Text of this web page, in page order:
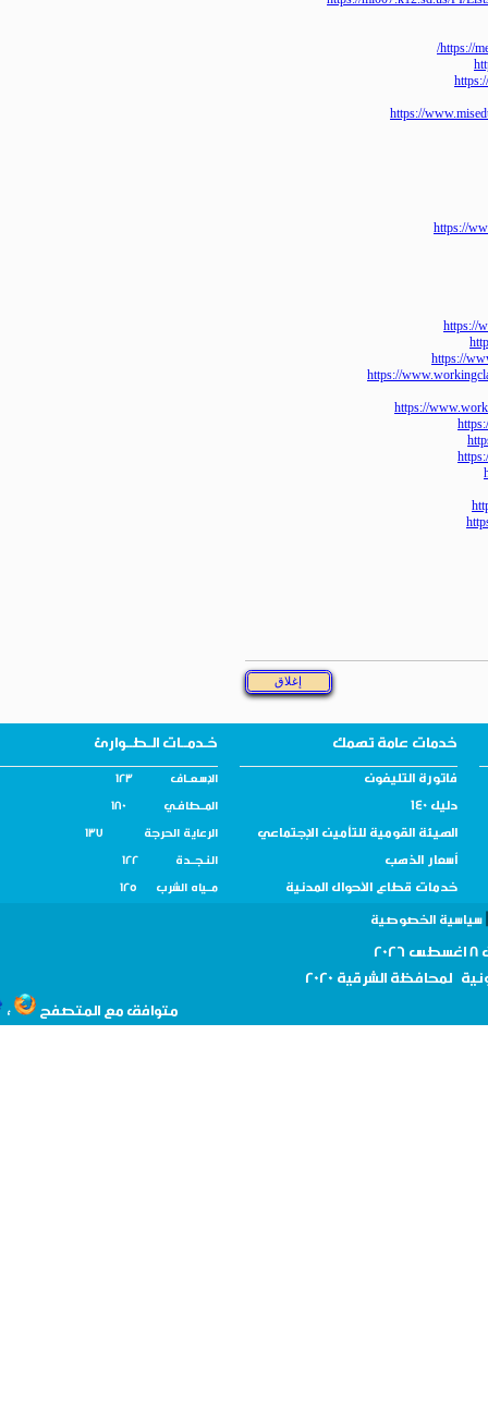
https://
https://
https://
خدمات عامة تهمك خـدمــات الـطــوارئ
فاتورة التليفون الإسـعــاف 123
دليل 140 المــطافـي 180
الهيئة القومية للتأمين الإجتماعي الرعاية الحرجة 137
أسعار الذهب النـجــدة 122
خدمات قطاع الأحوال المدنية مــياه الشرب 125
الخصوصية
لمحافظةالشرقية 2020
متوافق مع المتصفح ،